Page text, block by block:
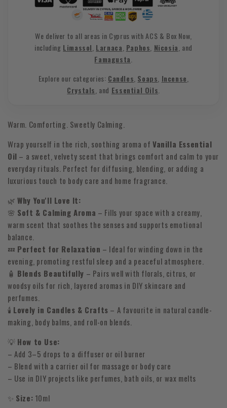
We deliver to all areas in Cyprus with ACS & Box Now,
including Limassol Larnaca Paphos Nicosia , and
Famagusta
Explore our categories: Candles Soaps Incense
Crystals , and Essential Oils
Warm. Comforting. Sweetly Calming.
Wrap yourself in the rich, soothing aroma of Vanilla Essential
Oil – a sweet, velvety scent that brings comfort and calm to your
everyday rituals. Perfect for diffusing, blending, or adding a
luxurious touch to body care and home fragrance.
🌿Why You'll Love It:
🌸 Soft & Calming Aroma – Fills your space with a creamy,
warm scent that soothes the senses and supports emotional
balance.
💤 Perfect for Relaxation – Ideal for winding down in the
evening, promoting restful sleep and a peaceful atmosphere.
🧴 Blends Beautifully – Pairs well with florals, citrus, or
woodsy oils for rich, layered aromas in DIY skincare and
perfumes.
🕯 Lovely in Candles & Crafts – A favourite in natural candle-
making, body balms, and roll-on blends.
💡 How to Use:
– Add 3–5 drops to a diffuser or oil burner
– Blend with a carrier oil for massage or body care
– Use in DIY projects like perfumes, bath oils, or wax melts
✨ Size: 10ml